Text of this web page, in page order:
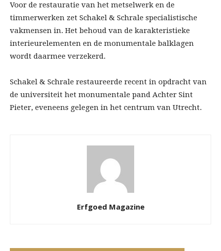
Voor de restauratie van het metselwerk en de
timmerwerken zet Schakel & Schrale specialistische
vakmensen in. Het behoud van de karakteristieke
interieurelementen en de monumentale balklagen
wordt daarmee verzekerd.
Schakel & Schrale restaureerde recent in opdracht van
de universiteit het monumentale pand Achter Sint
Pieter, eveneens gelegen in het centrum van Utrecht.
Erfgoed Magazine